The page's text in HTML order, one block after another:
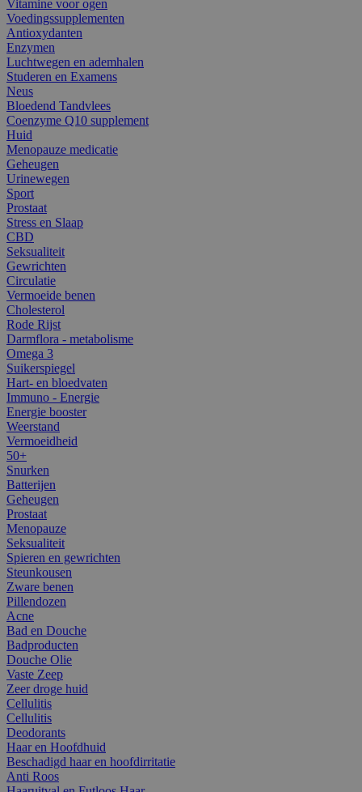
Vitamine voor ogen
Voedingssupplementen
Antioxydanten
Enzymen
Luchtwegen en ademhalen
Studeren en Examens
Neus
Bloedend Tandvlees
Coenzyme Q10 supplement
Huid
Menopauze medicatie
Geheugen
Urinewegen
Sport
Prostaat
Stress en Slaap
CBD
Seksualiteit
Gewrichten
Circulatie
Vermoeide benen
Cholesterol
Rode Rijst
Darmflora - metabolisme
Omega 3
Suikerspiegel
Hart- en bloedvaten
Immuno - Energie
Energie booster
Weerstand
Vermoeidheid
50+
Snurken
Batterijen
Geheugen
Prostaat
Menopauze
Seksualiteit
Spieren en gewrichten
Steunkousen
Zware benen
Pillendozen
Acne
Bad en Douche
Badproducten
Douche Olie
Vaste Zeep
Zeer droge huid
Cellulitis
Cellulitis
Deodorants
Haar en Hoofdhuid
Beschadigd haar en hoofdirritatie
Anti Roos